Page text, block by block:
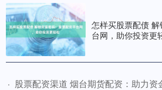
怎样买股票配债
台网，助你投资更
· 股票配资渠道 烟台期货配资：助力